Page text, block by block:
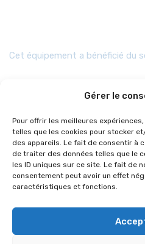
Gérer le
Pour offrir les meilleures
telles que les cookies pour stocker
des appareils. Le fait de consentir à
de traiter des données telles que le
les ID uniques sur ce site. Le fait de
consentement peut avoir un effet
caractéristiques et fonctions.
Cet équipement a bénéficié du